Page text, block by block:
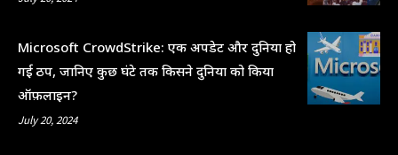
Microsoft CrowdStrike: एक अपडेट और दुनिया हो
गई ठप, जानिए कुछ घंटे तक किसने दुनिया को किया
ऑफ़लाइन?
July 20, 2024